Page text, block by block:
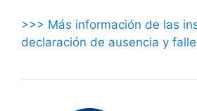
>>> Más información de las
declaración de ausencia y